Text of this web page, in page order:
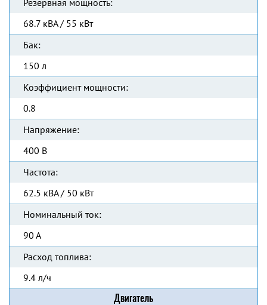
Резервная мощность:
68.7 кВА / 55 кВт
Бак:
150 л
Коэффициент мощности:
0.8
Напряжение:
400 В
Частота:
62.5 кВА / 50 кВт
Номинальный ток:
90 А
Расход топлива:
9.4 л/ч
Двигатель